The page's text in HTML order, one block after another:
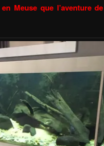
Meuse que l’aventure